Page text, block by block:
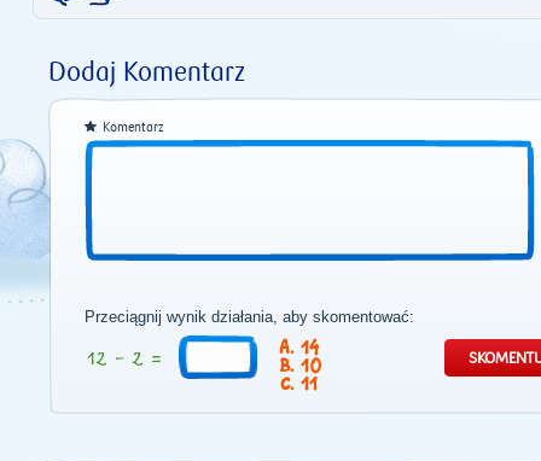
Dodaj Komentarz
Komentarz
Przeciągnij wynik działania, aby skomentować:
14
10
11